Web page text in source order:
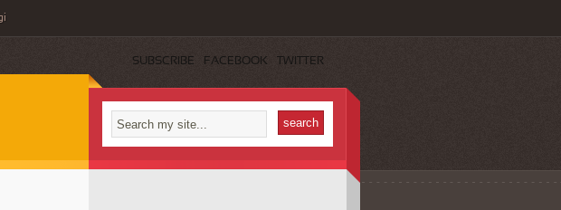
SUBSCRIBE FACEBOOK TWITTER